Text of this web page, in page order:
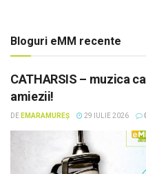
Bloguri eMM recente
CATHARSIS – muzica
amiezii!
DE EMARAMUREȘ 29 IULIE 2026